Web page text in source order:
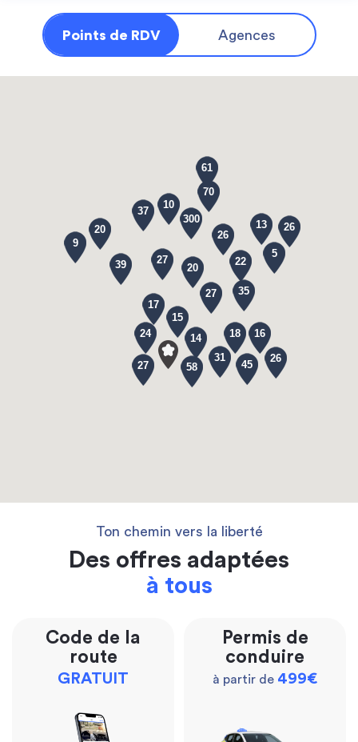
Points de RDV Agences
35
70
27
16
26
26
58
14
45
37
17
20
15
22
300
20
18
9
24
31
27
39
13
61
27
26
10
5
Ton chemin vers la liberté
Des offres adaptées
à tous
Code de la
route
GRATUIT
Permis de
conduire
à partir de 499€